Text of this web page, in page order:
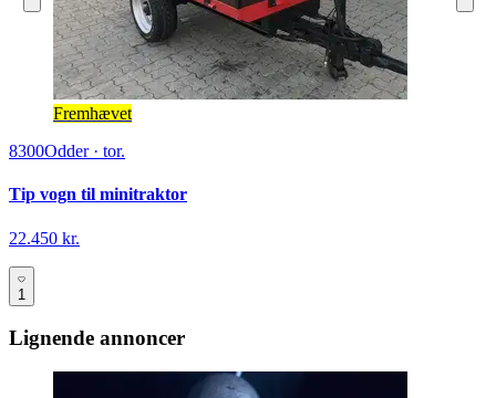
Fremhævet
8300Odder· tor.
Tip vogn til minitraktor
22.450 kr.
1
Lignende annoncer